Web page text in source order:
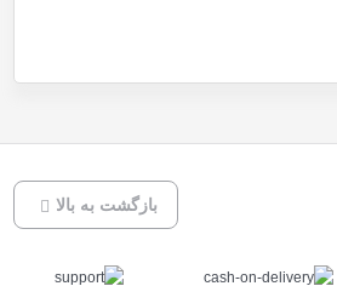
بازگشت به بالا